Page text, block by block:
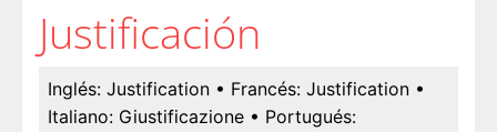
Justificación
Inglés: Justification • Francés: Justification •
Italiano: Giustificazione • Portugués: